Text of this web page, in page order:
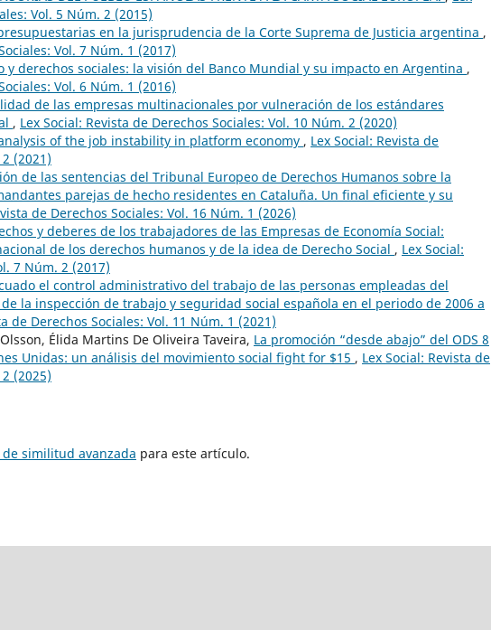
Vol. 5 Núm. 2 (2015)
en la jurisprudencia de la Corte Suprema de Justicia argentina ,
Vol. 7 Núm. 1 (2017)
y derechos sociales: la visión del Banco Mundial y su impacto en Argentina ,
Vol. 6 Núm. 1 (2016)
de las empresas multinacionales por vulneración de los estándares
, Lex Social: Revista de Derechos Sociales: Vol. 10 Núm. 2 (2020)
of the job instability in platform economy , Lex Social: Revista de
(2021)
de las sentencias del Tribunal Europeo de Derechos Humanos sobre la
parejas de hecho residentes en Cataluña. Un final eficiente y su
de Derechos Sociales: Vol. 16 Núm. 1 (2026)
y deberes de los trabajadores de las Empresas de Economía Social:
de los derechos humanos y de la idea de Derecho Social , Lex Social:
7 Núm. 2 (2017)
el control administrativo del trabajo de las personas empleadas del
la inspección de trabajo y seguridad social española en el periodo de 2006 a
de Derechos Sociales: Vol. 11 Núm. 1 (2021)
Élida Martins De Oliveira Taveira, La promoción “desde abajo” del ODS 8
Unidas: un análisis del movimiento social fight for $15 , Lex Social: Revista de
(2025)
similitud avanzada para este artículo.